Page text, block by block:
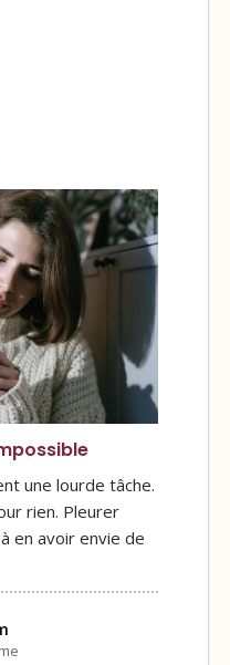
une lourde tâche.
rien. Pleurer
en avoir envie de